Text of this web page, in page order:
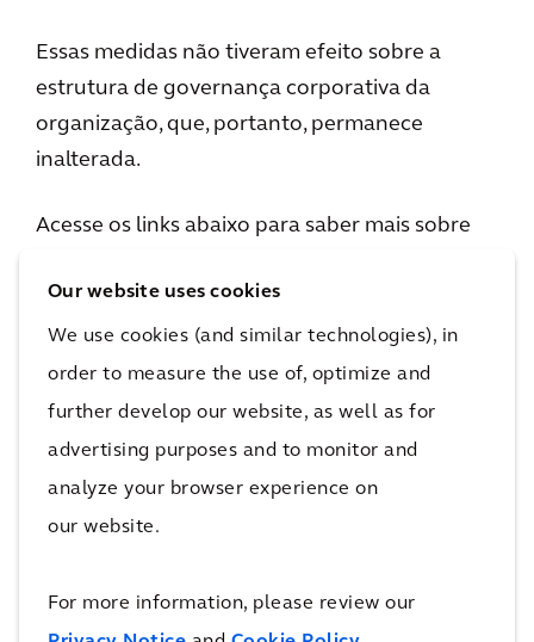
Our website uses cookies
We use cookies (and similar technologies), in
order to measure the use of, optimize and
further develop our website, as well as for
advertising purposes and to monitor and
analyze your browser experience on
our website.
For more information, please review our
Essas medidas não tiveram efeito sobre a
estrutura de governança corporativa da
organização, que, portanto, permanece
inalterada.
Acesse os links abaixo para saber mais sobre
Assembleia Geral
Nossos Princípios de Governança